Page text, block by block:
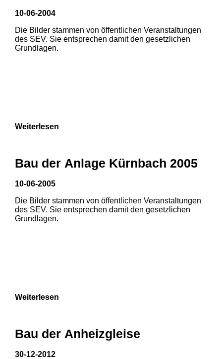
1 2 3
10-06-2004
Die Bilder stammen von öffentlichen Veranstaltungen
des SEV. Sie entsprechen damit den gesetzlichen
Grundlagen.
Weiterlesen
Bau der Anlage Kürnbach 2005
10-06-2005
Die Bilder stammen von öffentlichen Veranstaltungen
des SEV. Sie entsprechen damit den gesetzlichen
Grundlagen.
Weiterlesen
Bau der Anheizgleise
30-12-2012